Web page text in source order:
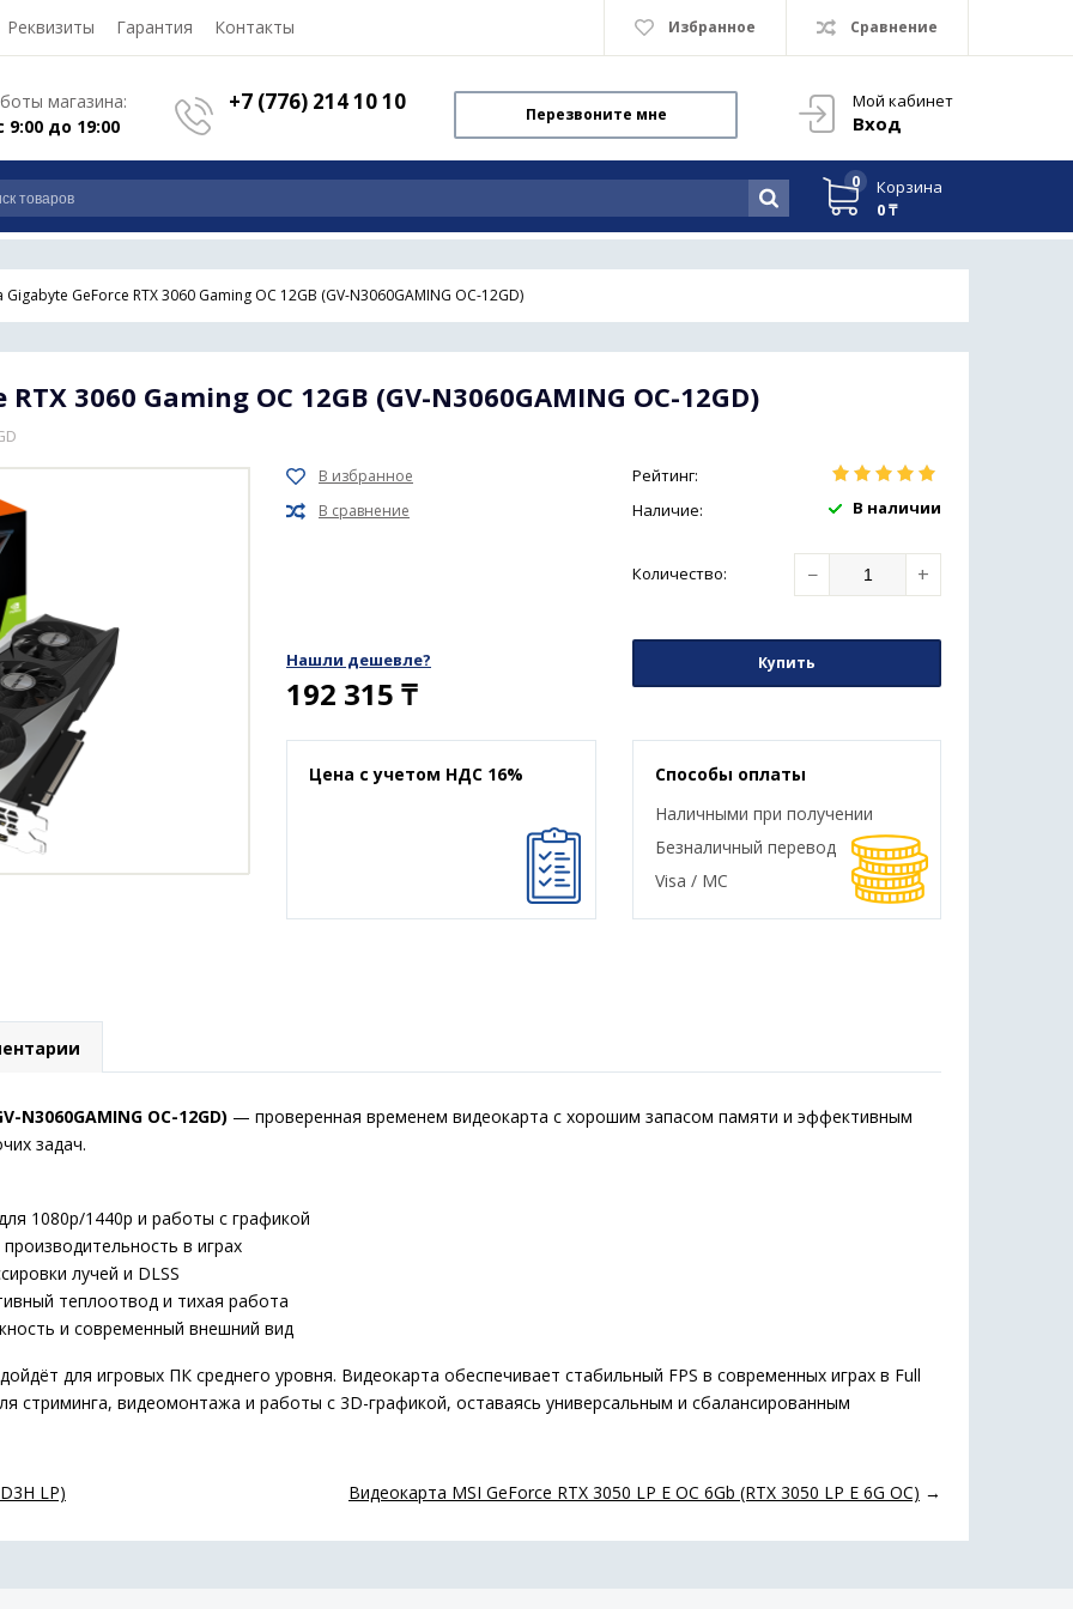
Реквизиты Гарантия Контакты Избранное Сравнение
Мой кабинет
Вход
магазина:
до 19:00
+7 (776) 214 10 10 Перезвоните мне
0
Корзина
0 ₸
GeForce RTX 3060 Gaming OC 12GB (GV-N3060GAMING OC-12GD)
3060 Gaming OC 12GB (GV-N3060GAMING OC-12GD)
Рейтинг:
Наличие:
В наличии
Количество: − +
Нашли дешевле?
192 315 ₸
Купить
Цена с учетом НДС 16%
Способы оплаты
Наличными при получении
Безналичный перевод
Visa / MC
N3060GAMING OC-12GD) — проверенная временем видеокарта с хорошим запасом памяти и эффективным
задач.
1080p/1440p и работы с графикой
в играх
лучей и DLSS
теплоотвод и тихая работа
и современный внешний вид
для игровых ПК среднего уровня. Видеокарта обеспечивает стабильный FPS в современных играх в Full
стриминга, видеомонтажа и работы с 3D-графикой, оставаясь универсальным и сбалансированным
LP) Видеокарта MSI GeForce RTX 3050 LP E OC 6Gb (RTX 3050 LP E 6G OC) →